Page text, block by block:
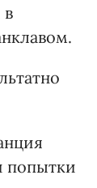
в
попытки